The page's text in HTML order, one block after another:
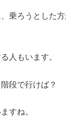
乗ろうとした
人もいます。
段で行けば？
すね。